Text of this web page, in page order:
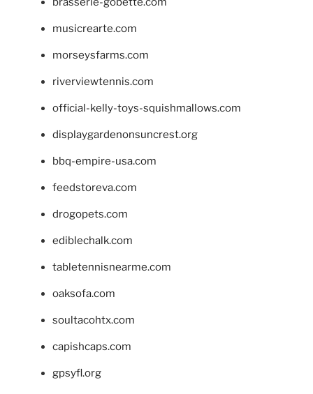
musicrearte.com
morseysfarms.com
riverviewtennis.com
official-kelly-toys-squishmallows.com
displaygardenonsuncrest.org
bbq-empire-usa.com
feedstoreva.com
drogopets.com
ediblechalk.com
tabletennisnearme.com
oaksofa.com
soultacohtx.com
capishcaps.com
gpsyfl.org